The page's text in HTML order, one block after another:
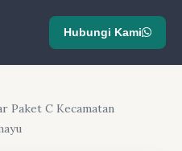
Hubungi Kami
Paket C Kecamatan